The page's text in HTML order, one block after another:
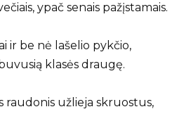
ypač senais pažįstamais.
ir be nė lašelio pykčio,
klasės draugę.
raudonis užlieja skruostus,